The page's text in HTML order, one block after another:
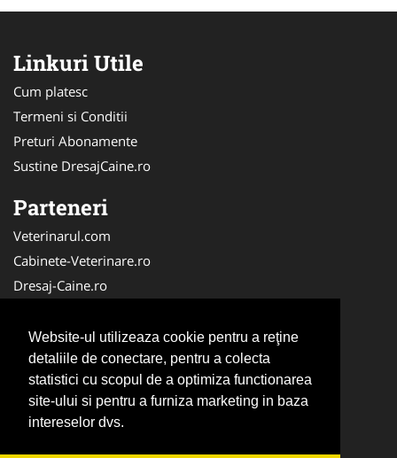
Website-ul utilizeaza cookie pentru a reţine
detaliile de conectare, pentru a colecta
statistici cu scopul de a optimiza functionarea
site-ului si pentru a furniza marketing in baza
intereselor dvs.
Linkuri Utile
Cum platesc
Termeni si Conditii
Preturi Abonamente
Sustine DresajCaine.ro
Parteneri
Veterinarul.com
Cabinete-Veterinare.ro
Dresaj-Caine.ro
Medic-Bun.com
SalonFrizerieCanina.com
DresajCaine.ro
NonStopDeschis.ro